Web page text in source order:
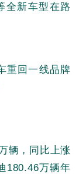
全新车型在路
重回一线品牌
辆，同比上涨
180.46万辆年